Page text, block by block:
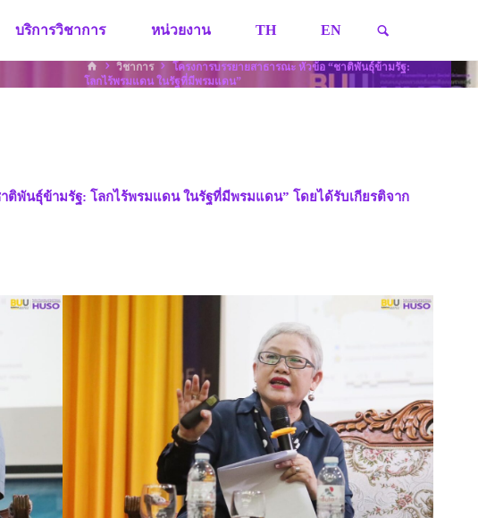
บริการวิชาการ หน่วยงาน TH EN
HOMEวิชาการ
โครงการบรรยายสาธารณะ หัวข้อ “ชาติพันธุ์ข้ามรัฐ:
โลกไร้พรมแดน ในรัฐที่มีพรมแดน”
พันธุ์ข้ามรัฐ: โลกไร้พรมแดน ในรัฐที่มีพรมแดน” โดยได้รับเกียรติจาก